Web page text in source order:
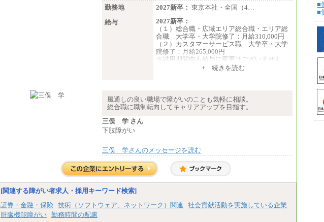
勤務地
2027新卒： 東京本社・全国（4…
給与
2027新卒：
（１）総合職・広域エリア総合職・エリア総
合職 大学卒・大学院修了：月給310,000円
（２）カスタマーサービス職 大学卒・大学
院修了：月給265,000円
※試用期間中も給与に変更はございません
+ 続きを読む
風通しの良い職場で障がいのことも気軽に相談。
総合職に職制転向してキャリアアップを目指す。
三俣 学 さん
下肢障がい
三俣 学さんのメッセージを読む
[関連する障がい者求人・採用キーワード検索]
証券・金融・保険 技術（ソフトウェア、ネットワーク）関連
社会貢献活動を実施している企業
肝臓機能障がい 勤務時間の配慮
■
■